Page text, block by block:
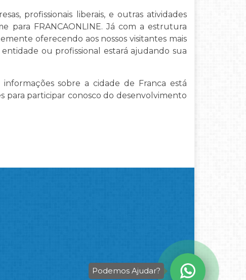
profissionais liberais, e outras atividades
para FRANCAONLINE. Já com a estrutura
oferecendo aos nossos visitantes mais
ou profissional estará ajudando sua
sobre a cidade de Franca está
para participar conosco do desenvolvimento
Podemos Ajudar?